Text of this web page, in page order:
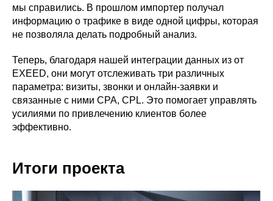
мы справились. В прошлом импортер получал
информацию о трафике в виде одной цифры, которая
не позволяла делать подробный анализ.
Теперь, благодаря нашей интеграции данных из от
EXEED, они могут отслеживать три различных
параметра: визиты, звонки и онлайн-заявки и
связанные с ними CPA, CPL. Это помогает управлять
усилиями по привлечению клиентов более
эффективно.
Итоги проекта